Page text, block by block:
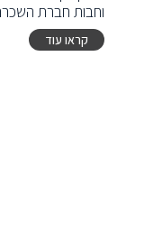
וחבות חברת
קראו עוד